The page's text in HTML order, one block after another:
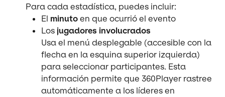
Para cada estadística, puedes incluir:
El minuto en que ocurrió el evento
Los jugadores involucrados
Usa el menú desplegable (accesible con la
flecha en la esquina superior izquierda)
para seleccionar participantes. Esta
información permite que 360Player rastree
automáticamente a los líderes en